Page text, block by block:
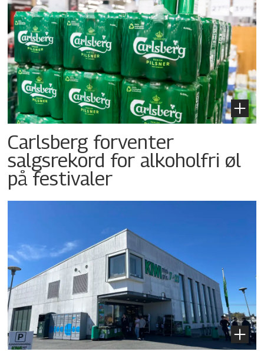
Carlsberg forventer
salgsrekord for alkoholfri øl
på festivaler